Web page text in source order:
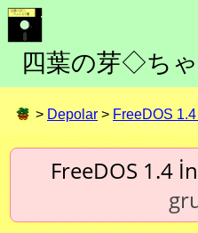
四葉の芽◇ち
> Depolar > FreeDOS
FreeDOS 1.4